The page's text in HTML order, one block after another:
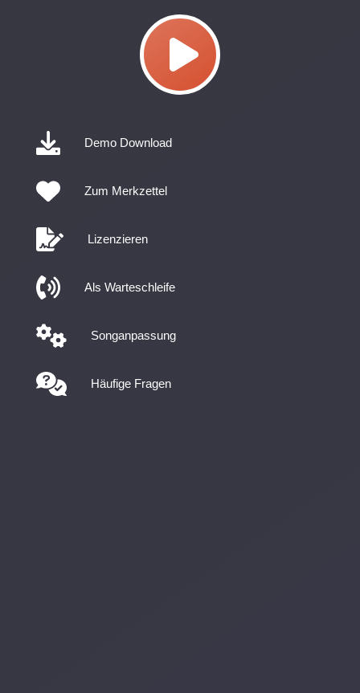
Demo Download
Zum Merkzettel
Lizenzieren
Als Warteschleife
Songanpassung
Häufige Fragen